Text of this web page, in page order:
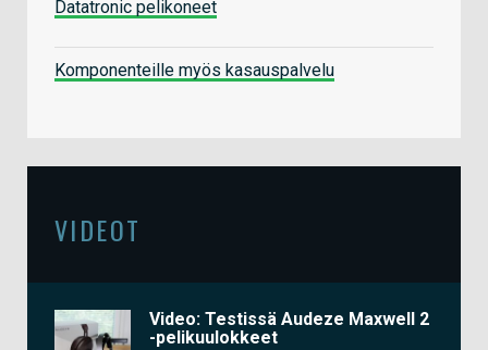
Datatronic pelikoneet
Komponenteille myös kasauspalvelu
VIDEOT
Video: Testissä Audeze Maxwell 2
-pelikuulokkeet